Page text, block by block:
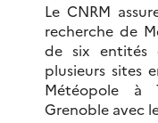
Le CNRM
recherche de
de six entités
plusieurs sites
Météopole à
Grenoble avec